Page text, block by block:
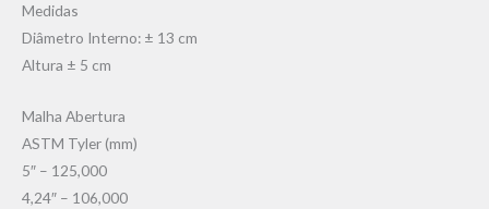
Medidas
Diâmetro Interno: ± 13 cm
Altura ± 5 cm
Malha Abertura
ASTM Tyler (mm)
5″ – 125,000
4,24″ – 106,000